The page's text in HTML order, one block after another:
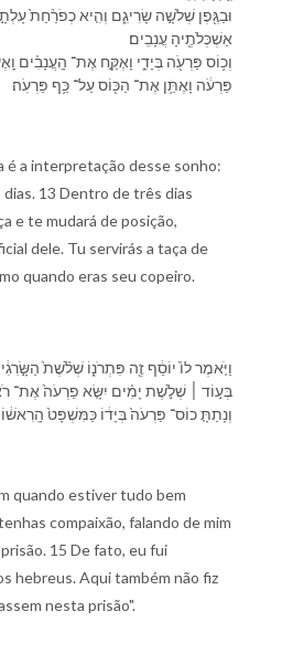
אַשְׁכְּלֹתֶ֖י⁠הָ עֲנָבִֽים׃
פַּרְעֹ֔ה וָ⁠אֶתֵּ֥ן אֶת־ הַ⁠כּ֖וֹס עַל־ כַּ֥ף פַּרְעֹֽה׃
é a interpretação desse sonho:
13 Dentro de três dias
e te mudará de posição,
dele. Tu servirás a taça de
quando eras seu copeiro.
(12) וַ⁠יֹּ֤אמֶר ל⁠וֹ֙ יוֹסֵ֔ף זֶ֖ה פִּתְרֹנ֑⁠וֹ שְׁלֹ֨שֶׁת֙
וְ⁠נָתַתָּ֤ כוֹס־ פַּרְעֹה֙ בְּ⁠יָד֔⁠וֹ כַּ⁠מִּשְׁפָּט֙
quando estiver tudo bem
compaixão, falando de mim
15 De fato, eu fui
hebreus. Aqui também não fiz
nesta prisão".